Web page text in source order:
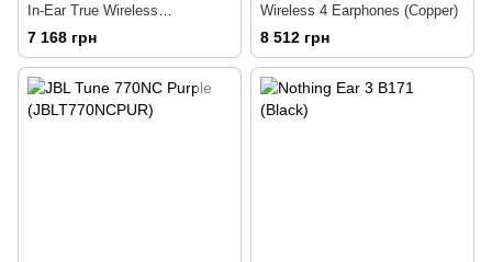
In-Ear True Wireless
Headphone (Olive)
7 168 грн
Wireless 4 Earphones (Copper)
8 512 грн